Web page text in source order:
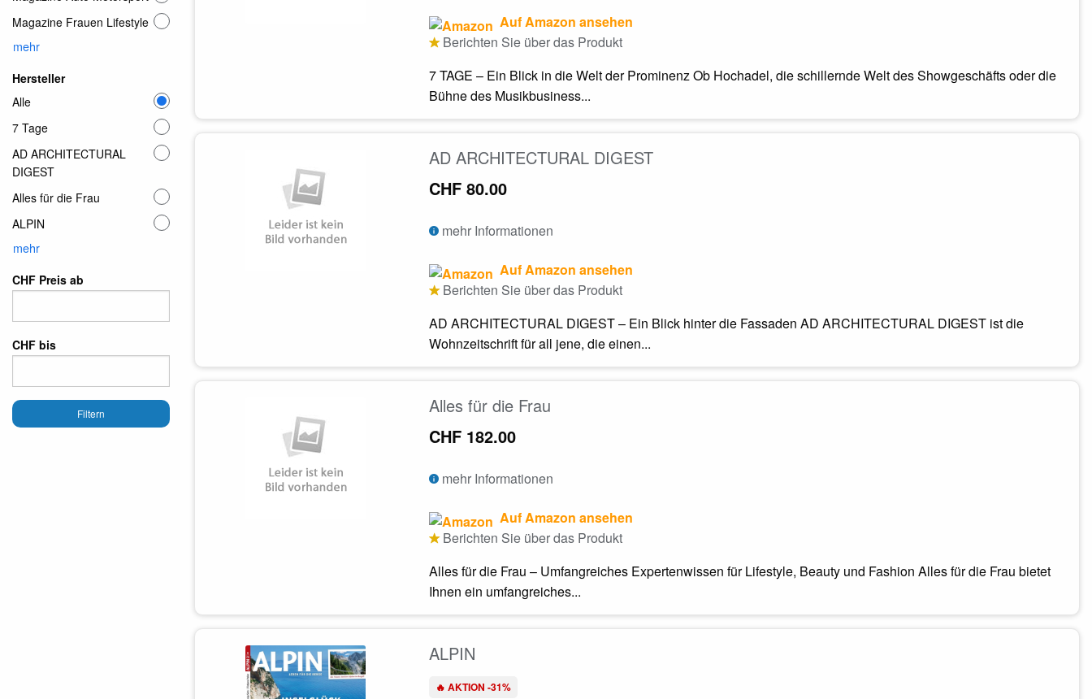
Magazine Frauen Lifestyle
mehr
Hersteller
Alle
7 Tage
AD ARCHITECTURAL
DIGEST
Alles für die Frau
ALPIN
mehr
CHF Preis ab
CHF bis
Filtern
Auf Amazon ansehen
Berichten Sie über das Produkt
7 TAGE – Ein Blick in die Welt der Prominenz Ob Hochadel, die schillernde Welt des Showgeschäfts oder die
Bühne des Musikbusiness...
AD ARCHITECTURAL DIGEST
CHF 80.00
mehr Informationen
Auf Amazon ansehen
Berichten Sie über das Produkt
AD ARCHITECTURAL DIGEST – Ein Blick hinter die Fassaden AD ARCHITECTURAL DIGEST ist die
Wohnzeitschrift für all jene, die einen...
Alles für die Frau
CHF 182.00
mehr Informationen
Auf Amazon ansehen
Berichten Sie über das Produkt
Alles für die Frau – Umfangreiches Expertenwissen für Lifestyle, Beauty und Fashion Alles für die Frau bietet
Ihnen ein umfangreiches...
ALPIN
🔥 AKTION -31%